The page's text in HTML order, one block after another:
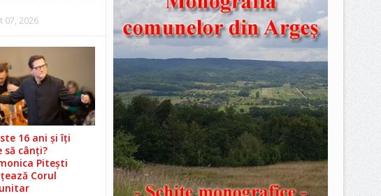
07, 2026
16 ani și îți
să cânți?
Pitești
Corul